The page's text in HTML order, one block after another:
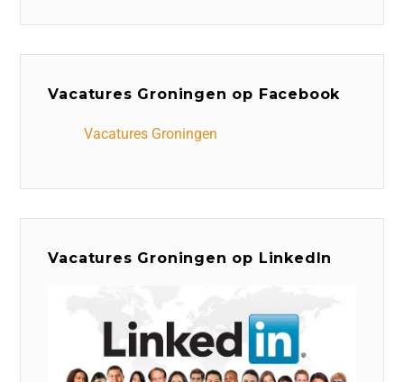
Vacatures Groningen op Facebook
Vacatures Groningen
Vacatures Groningen op LinkedIn